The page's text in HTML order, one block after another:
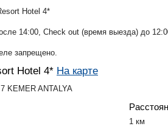
Hotel 4*
14:00, Check out (время выезда) до
запрещено.
Hotel 4* На карте
KEMER ANTALYA
1 км